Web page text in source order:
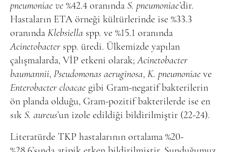
pneumoniae ve %42.4 oranında S. pneumoniae’dir.
Hastaların ETA örneği kültürlerinde ise %33.3
oranında Klebsiella spp. ve %15.1 oranında
Acinetobacter spp. üredi. Ülkemizde yapılan
çalışmalarda, VİP etkeni olarak;Acinetobacter
baumannii, Pseudomonas aeruginosa, K. pneumoniae ve
Enterobacter cloacae gibi Gram-negatif bakterilerin
ön planda olduğu, Gram-pozitif bakterilerde ise en
sık S. aureus’un izole edildiği bildirilmiştir (22-24).
Literatürde TKP hastalarının ortalama %20-